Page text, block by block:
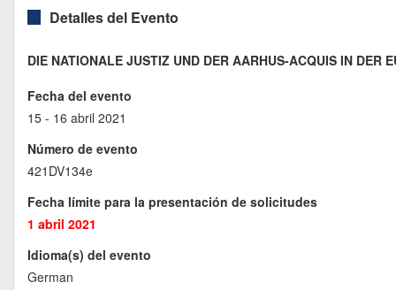
Detalles del Evento
DIE NATIONALE JUSTIZ UND DER AARHUS-ACQUIS IN DER
Fecha del evento
15 - 16 abril 2021
Número de evento
421DV134e
Fecha límite para la presentación de solicitudes
1 abril 2021
Idioma(s) del evento
German